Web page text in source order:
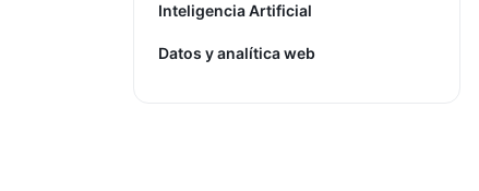
Inteligencia Artificial
Datos y analítica web